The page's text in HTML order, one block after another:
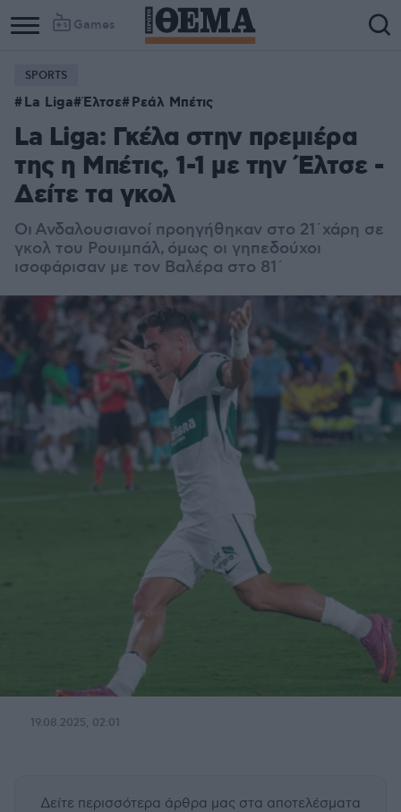
Games
SPORTS
La Liga Έλτσε Ρεάλ Μπέτις
La Liga: Γκέλα στην πρεμιέρα
της η Μπέτις, 1-1 με την Έλτσε -
Δείτε τα γκολ
Οι Ανδαλουσιανοί προηγήθηκαν στο 21΄χάρη σε
γκολ του Ρουιμπάλ, όμως οι γηπεδούχοι
ισοφάρισαν με τον Βαλέρα στο 81΄
19.08.2025, 02:01
Δείτε περισσότερα άρθρα μας στα αποτελέσματα